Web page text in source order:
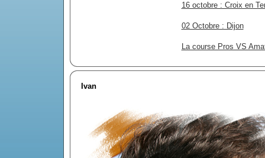
16 octobre : Croix en
02 Octobre : Dijon
La course Pros VS
Ivan